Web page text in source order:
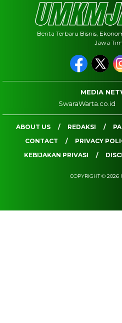
Berita Terbaru Bisnis,
Jawa
MEDIA
SwaraWarta.co.id
ABOUT US REDAKSI
CONTACT
PRIVACY
KEBIJAKAN PRIVASI
COPYRIGHT © 2026